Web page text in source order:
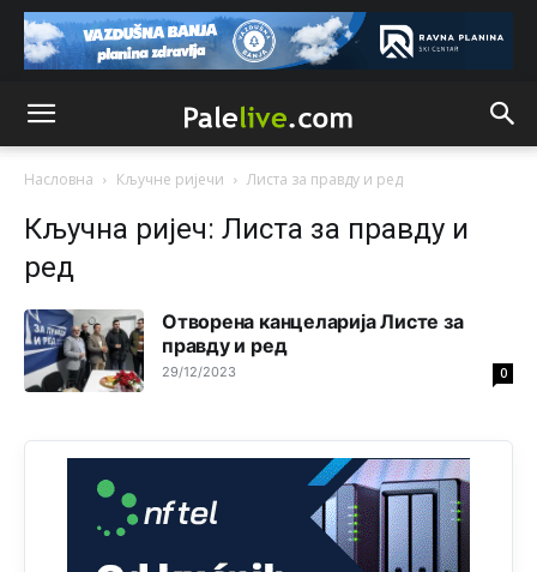
Насловна Кључне ријечи Листа за правду и ред
Кључна ријеч: Листа за правду и
ред
Отворена канцеларија Листе за
правду и ред
29/12/2023 0
Анонимно2801129 јуче
11:08
Vodovodu je primaran novac koji sigurno dobija iz
sve šljeglo) ionako slabo plaćaju vodu
Анонимно2798926 јуче 11:21
Ako tamo već ne živite. Topla preporuka paljanskog
yбиће га Били као зеца